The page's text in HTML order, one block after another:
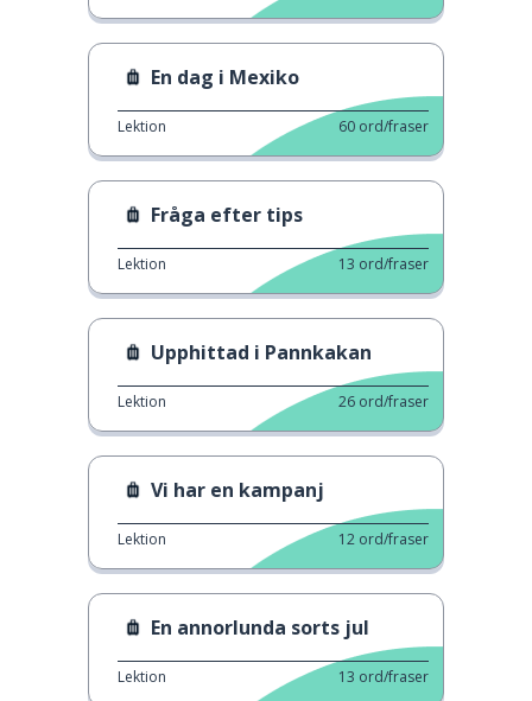
En dag i Mexiko
Lektion 60 ord/fraser
Fråga efter tips
Lektion 13 ord/fraser
Upphittad i Pannkakan
Lektion 26 ord/fraser
Vi har en kampanj
Lektion 12 ord/fraser
En annorlunda sorts jul
Lektion 13 ord/fraser